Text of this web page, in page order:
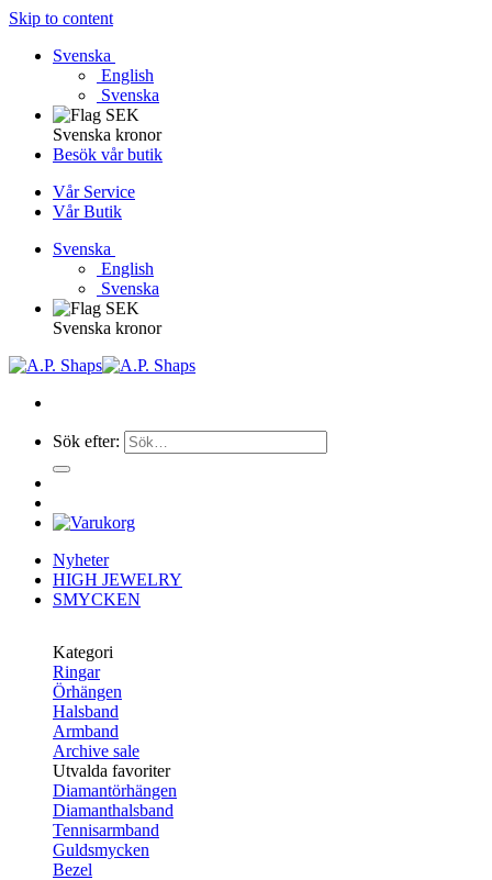
Skip to content
Svenska
English
Svenska
Svenska kronor
Besök vår butik
Vår Service
Vår Butik
Svenska
English
Svenska
Svenska kronor
Sök efter:
Nyheter
HIGH JEWELRY
SMYCKEN
Kategori
Ringar
Örhängen
Halsband
Armband
Archive sale
Utvalda favoriter
Diamantörhängen
Diamanthalsband
Tennisarmband
Guldsmycken
Bezel